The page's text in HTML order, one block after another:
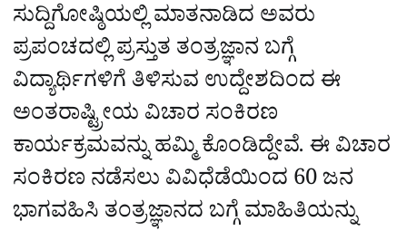
ಸುದ್ದಿಗೋಷ್ಠಿಯಲ್ಲಿ ಮಾತನಾಡಿದ ಅವರು
ಪ್ರಪಂಚದಲ್ಲಿ ಪ್ರಸ್ತುತ ತಂತ್ರಜ್ಞಾನ ಬಗ್ಗೆ
ವಿದ್ಯಾರ್ಥಿಗಳಿಗೆ ತಿಳಿಸುವ ಉದ್ದೇಶದಿಂದ ಈ
ಅಂತರಾಷ್ಟ್ರೀಯ ವಿಚಾರ ಸಂಕಿರಣ
ಕಾರ್ಯಕ್ರಮವನ್ನು ಹಮ್ಮಿ ಕೊಂಡಿದ್ದೇವೆ. ಈ ವಿಚಾರ
ಸಂಕಿರಣ ನಡೆಸಲು ವಿವಿಧೆಡೆಯಿಂದ 60 ಜನ
ಭಾಗವಹಿಸಿ ತಂತ್ರಜ್ಞಾನದ ಬಗ್ಗೆ ಮಾಹಿತಿಯನ್ನು